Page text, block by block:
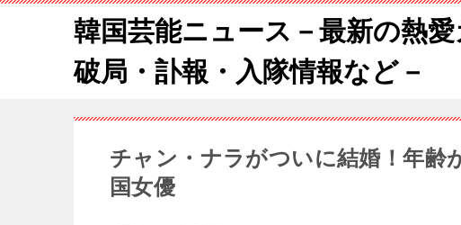
韓国芸能ニュース－最新の熱
破局・訃報・入隊情報など－
チャン・ナラがついに結婚！年齢
国女優